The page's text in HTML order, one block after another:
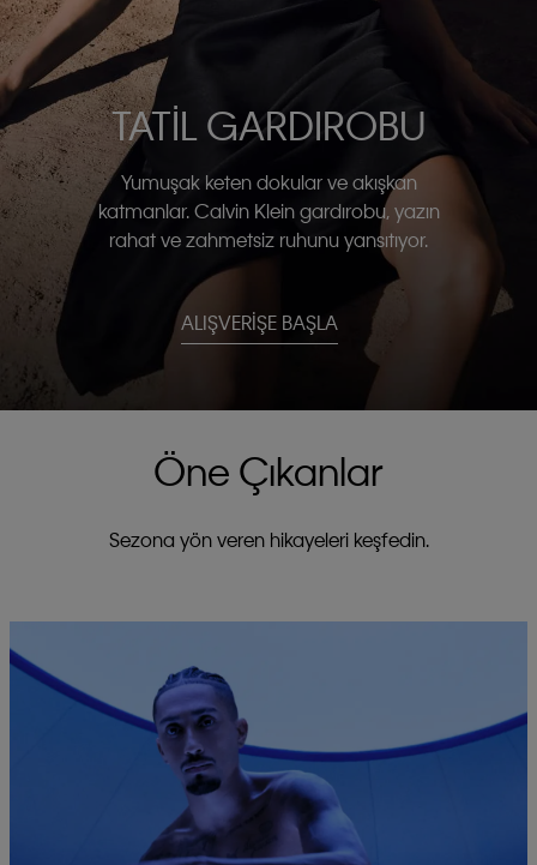
TATIL GARDIROBU
Yumuşak keten dokular ve akışkan
katmanlar. Calvin Klein gardırobu, yazın
rahat ve zahmetsiz ruhunu yansıtıyor.
ALIŞVERIŞE BAŞLA
Öne Çıkanlar
Sezona yön veren hikayeleri keşfedin.